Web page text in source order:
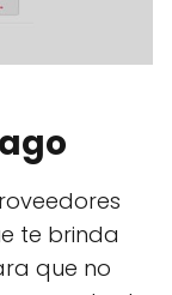
te brinda
que no